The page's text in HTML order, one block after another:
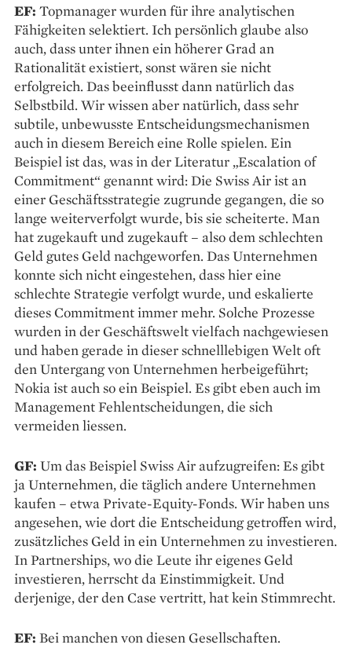
EF: Topmanager wurden für ihre analytischen
Fähigkeiten selektiert. Ich persönlich glaube also
auch, dass unter ihnen ein höherer Grad an
Rationalität existiert, sonst wären sie nicht
erfolgreich. Das beeinflusst dann natürlich das
Selbstbild. Wir wissen aber natürlich, dass sehr
subtile, unbewusste Entscheidungsmechanismen
auch in diesem Bereich eine Rolle spielen. Ein
Beispiel ist das, was in der Literatur „Escalation of
Commitment“ genannt wird: Die Swiss Air ist an
einer Geschäftsstrategie zugrunde gegangen, die so
lange weiterverfolgt wurde, bis sie scheiterte. Man
hat zugekauft und zugekauft – also dem schlechten
Geld gutes Geld nachgeworfen. Das Unternehmen
konnte sich nicht eingestehen, dass hier eine
schlechte Strategie verfolgt wurde, und eskalierte
dieses Commitment immer mehr. Solche Prozesse
wurden in der Geschäftswelt vielfach nachgewiesen
und haben gerade in dieser schnelllebigen Welt oft
den Untergang von Unternehmen herbeigeführt;
Nokia ist auch so ein Beispiel. Es gibt eben auch im
Management Fehlentscheidungen, die sich
vermeiden liessen.
GF: Um das Beispiel Swiss Air aufzugreifen: Es gibt
ja Unternehmen, die täglich andere Unternehmen
kaufen – etwa Private-Equity-Fonds. Wir haben uns
angesehen, wie dort die Entscheidung getroffen wird,
zusätzliches Geld in ein Unternehmen zu investieren.
In Partnerships, wo die Leute ihr eigenes Geld
investieren, herrscht da Einstimmigkeit. Und
derjenige, der den Case vertritt, hat kein Stimmrecht.
EF: Bei manchen von diesen Gesellschaften.